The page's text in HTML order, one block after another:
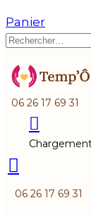
Panier
06 26 17 69 31
06 26 17 69 31